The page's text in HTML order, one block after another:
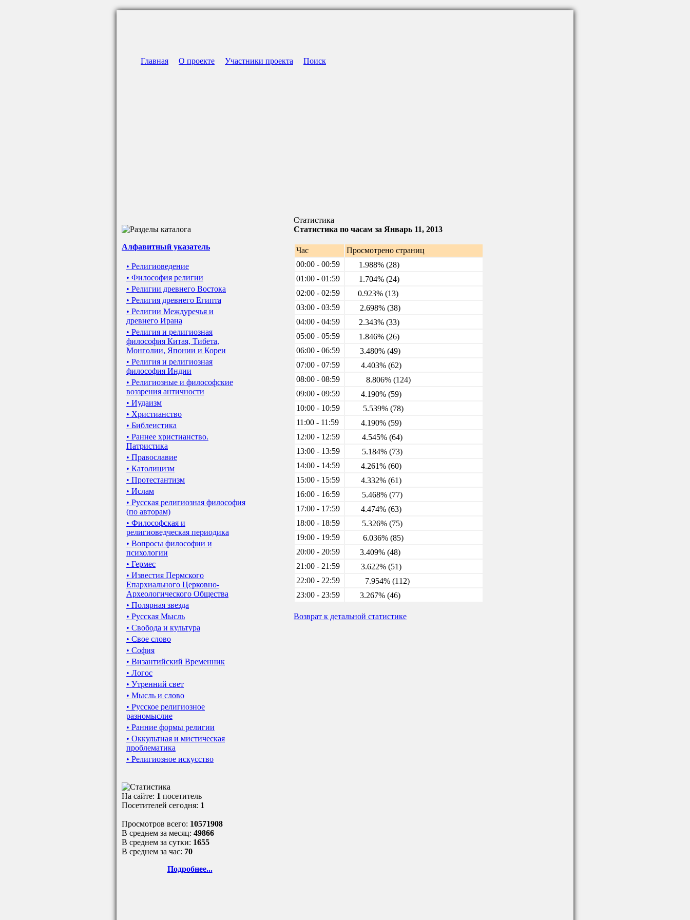
Главная О проекте Участники проекта Поиск
Алфавитный указатель
• Религиоведение
• Философия религии
• Религии древнего Востока
• Религия древнего Египта
• Религии Междуречья и
древнего Ирана
• Религия и религиозная
философия Китая, Тибета,
Монголии, Японии и Кореи
• Религия и религиозная
философия Индии
• Религиозные и философские
воззрения античности
• Иудаизм
• Христианство
• Библеистика
• Раннее христианство.
Патристика
• Православие
• Католицизм
• Протестантизм
• Ислам
• Русская религиозная философия
(по авторам)
• Философская и
религиоведческая периодика
• Вопросы философии и
психологии
• Гермес
• Известия Пермского
Епархиального Церковно-
Археологического Общества
• Полярная звезда
• Русская Мысль
• Свобода и культура
• Свое слово
• София
• Византийский Временник
• Логос
• Утренний свет
• Мысль и слово
• Русское религиозное
разномыслие
• Ранние формы религии
• Оккультная и мистическая
проблематика
• Религиозное искусство
На сайте: 1 посетитель
Посетителей сегодня: 1
Просмотров всего: 10571908
В среднем за месяц: 49866
В среднем за сутки: 1655
В среднем за час: 70
Подробнее...
Статистика
Статистика по часам за Январь 11, 2013
Час
Просмотрено страниц
00:00 - 00:59
1.988% (28)
01:00 - 01:59
1.704% (24)
02:00 - 02:59
0.923% (13)
03:00 - 03:59
2.698% (38)
04:00 - 04:59
2.343% (33)
05:00 - 05:59
1.846% (26)
06:00 - 06:59
3.480% (49)
07:00 - 07:59
4.403% (62)
08:00 - 08:59
8.806% (124)
09:00 - 09:59
4.190% (59)
10:00 - 10:59
5.539% (78)
11:00 - 11:59
4.190% (59)
12:00 - 12:59
4.545% (64)
13:00 - 13:59
5.184% (73)
14:00 - 14:59
4.261% (60)
15:00 - 15:59
4.332% (61)
16:00 - 16:59
5.468% (77)
17:00 - 17:59
4.474% (63)
18:00 - 18:59
5.326% (75)
19:00 - 19:59
6.036% (85)
20:00 - 20:59
3.409% (48)
21:00 - 21:59
3.622% (51)
22:00 - 22:59
7.954% (112)
23:00 - 23:59
3.267% (46)
Возврат к детальной статистике